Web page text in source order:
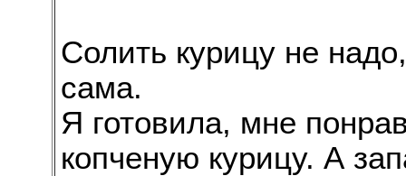
Солить курицу не
сама.
Я готовила, мне
копченую курицу. А